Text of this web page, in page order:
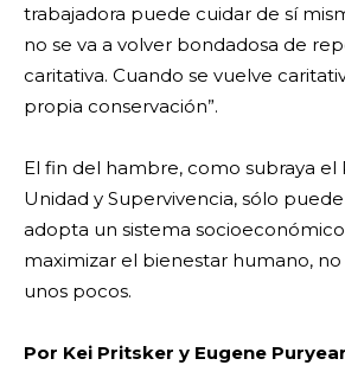
trabajadora puede cuidar de sí
no se va a volver bondadosa de
caritativa. Cuando se vuelve
propia conservación”.
El fin del hambre, como subraya el
Unidad y Supervivencia, sólo
adopta un sistema
maximizar el bienestar humano,
unos pocos.
Por Kei Pritsker y Eugene Puryear